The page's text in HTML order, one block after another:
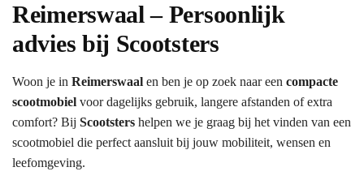
Reimerswaal – Persoonlijk
advies bij Scootsters
Woon je in Reimerswaal en ben je op zoek naar een compacte
scootmobiel voor dagelijks gebruik, langere afstanden of extra
comfort? Bij Scootsters helpen we je graag bij het vinden van een
scootmobiel die perfect aansluit bij jouw mobiliteit, wensen en
leefomgeving.